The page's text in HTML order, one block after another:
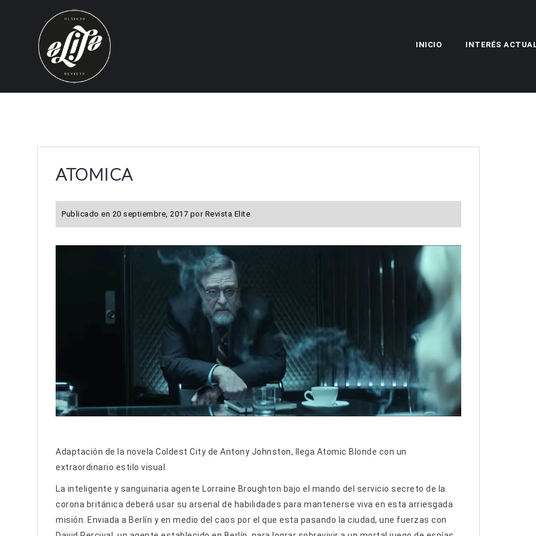
INICIO INTERÉS
ATOMICA
Publicado en 20 septiembre, 2017 por Revista Elite
Adaptación de la novela Coldest City de Antony Johnston, llega Atomic Blonde con un
extraordinario estilo visual.
La inteligente y sanguinaria agente Lorraine Broughton bajo el mando del servicio secreto de la
corona británica deberá usar su arsenal de habilidades para mantenerse viva en esta arriesgada
misión. Enviada a Berlín y en medio del caos por el que esta pasando la ciudad, une fuerzas con